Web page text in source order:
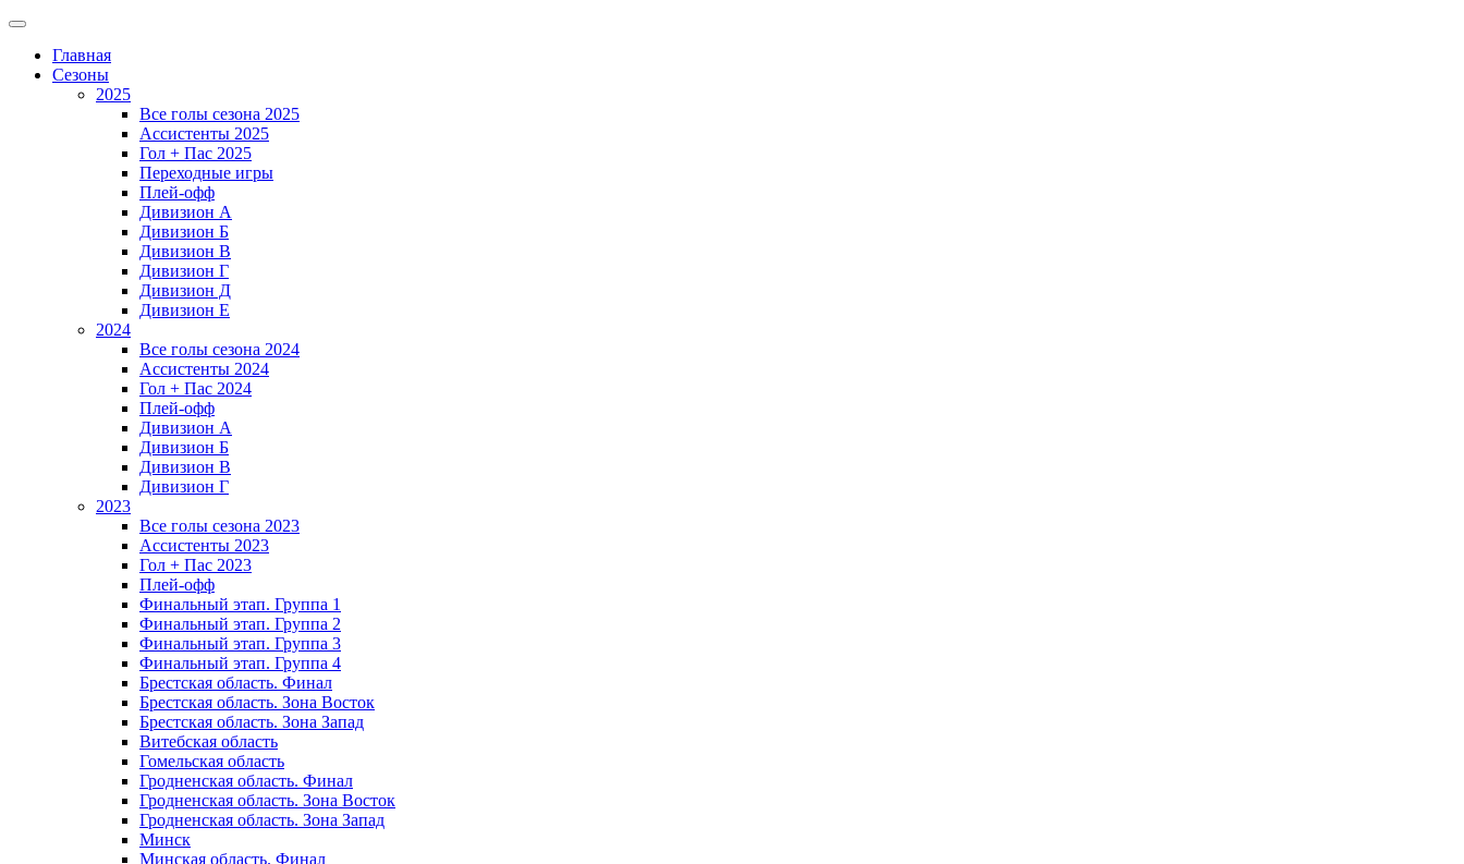
Главная
Сезоны
2025
Все голы сезона 2025
Ассистенты 2025
Гол + Пас 2025
Переходные игры
Плей-офф
Дивизион A
Дивизион Б
Дивизион В
Дивизион Г
Дивизион Д
Дивизион Е
2024
Все голы сезона 2024
Ассистенты 2024
Гол + Пас 2024
Плей-офф
Дивизион A
Дивизион Б
Дивизион В
Дивизион Г
2023
Все голы сезона 2023
Ассистенты 2023
Гол + Пас 2023
Плей-офф
Финальный этап. Группа 1
Финальный этап. Группа 2
Финальный этап. Группа 3
Финальный этап. Группа 4
Брестская область. Финал
Брестская область. Зона Восток
Брестская область. Зона Запад
Витебская область
Гомельская область
Гродненская область. Финал
Гродненская область. Зона Восток
Гродненская область. Зона Запад
Минск
Минская область. Финал